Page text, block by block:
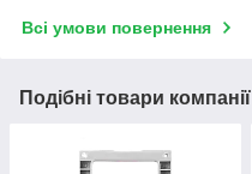
Всі умови повернення
Подібні товари компанії